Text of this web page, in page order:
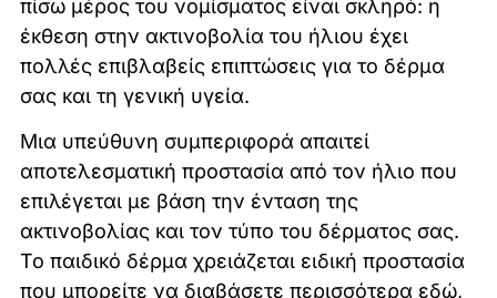
πίσω μέρος του νομίσματος είναι σκληρό: η
έκθεση στην ακτινοβολία του ήλιου έχει
πολλές επιβλαβείς επιπτώσεις για το δέρμα
σας και τη γενική υγεία.
Μια υπεύθυνη συμπεριφορά απαιτεί
αποτελεσματική προστασία από τον ήλιο που
επιλέγεται με βάση την ένταση της
ακτινοβολίας και τον τύπο του δέρματος σας.
Το παιδικό δέρμα χρειάζεται ειδική προστασία
που μπορείτε να διαβάσετε περισσότερα εδώ,